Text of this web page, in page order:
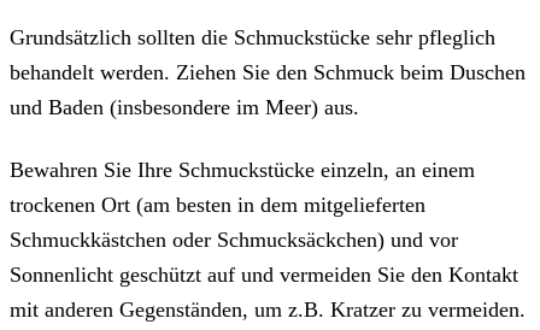
Grundsätzlich sollten die Schmuckstücke sehr pfleglich
behandelt werden. Ziehen Sie den Schmuck beim Duschen
und Baden (insbesondere im Meer) aus.
Bewahren Sie Ihre Schmuckstücke einzeln, an einem
trockenen Ort (am besten in dem mitgelieferten
Schmuckkästchen oder Schmucksäckchen) und vor
Sonnenlicht geschützt auf und vermeiden Sie den Kontakt
mit anderen Gegenständen, um z.B. Kratzer zu vermeiden.